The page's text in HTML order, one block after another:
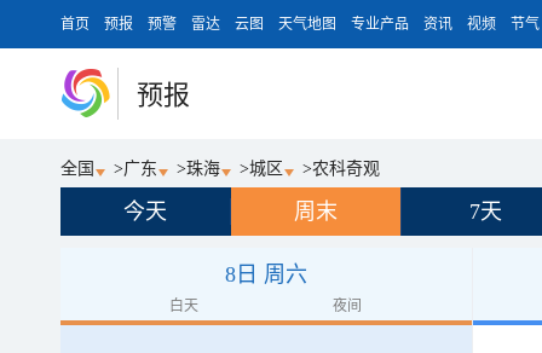
首页 预报 预警 雷达 云图 天气地图 专业产品 资讯 视频 节气
预报
全国 >广东 >珠海 >城区 >农科奇观
今天 周末 7天
8日 周六
白天 夜间